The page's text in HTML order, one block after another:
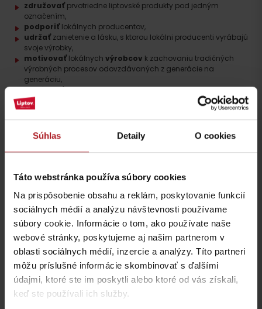
Súhlas Detaily O cookies
Táto webstránka používa súbory cookies
Na prispôsobenie obsahu a reklám, poskytovanie funkcií
sociálnych médií a analýzu návštevnosti používame
súbory cookie. Informácie o tom, ako používate naše
webové stránky, poskytujeme aj našim partnerom v
oblasti sociálnych médií, inzercie a analýzy. Títo partneri
môžu príslušné informácie skombinovať s ďalšími
údajmi, ktoré ste im poskytli alebo ktoré od vás získali,
keď ste používali ich služby.
združovať prvotriedne liptovské produkty pod jedným
označením,
podporiť lokálnych producentov,
udržať zanietenie a lásku, s ktorou lokálni producenti vyrábajú
svoje výrobky,
motivovať lokálnych výrobcov k zachovaniu tradičných
výrobných procesov odovzdávaných z generácie na
generáciu,
ponúknuťspotrebiteľom, domácim obyvateľom a
návštevníkom regiónu,
, ktorý ich poteší ako
darček či suvenír z dovolenky alebo ozvláštni ich kuchyňu a
jedlá liptovskými ingredienciami,
podporiťudržateľný rozvojvidieckeho cestovného ruchu